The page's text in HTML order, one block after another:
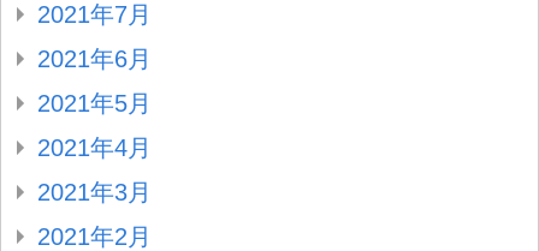
2021年7月
2021年6月
2021年5月
2021年4月
2021年3月
2021年2月